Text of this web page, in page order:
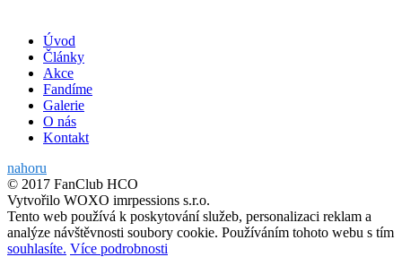
Úvod
Články
Akce
Fandíme
Galerie
O nás
Kontakt
nahoru
© 2017 FanClub HCO
Vytvořilo WOXO imrpessions s.r.o.
Tento web používá k poskytování služeb, personalizaci reklam a
analýze návštěvnosti soubory cookie. Používáním tohoto webu s tím
souhlasíte. Více podrobnosti